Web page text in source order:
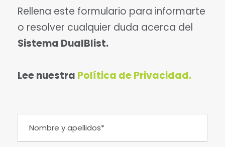
Rellena este formulario para informarte
o resolver cualquier duda acerca del
Sistema DualBlist.
Lee nuestra Política de Privacidad.